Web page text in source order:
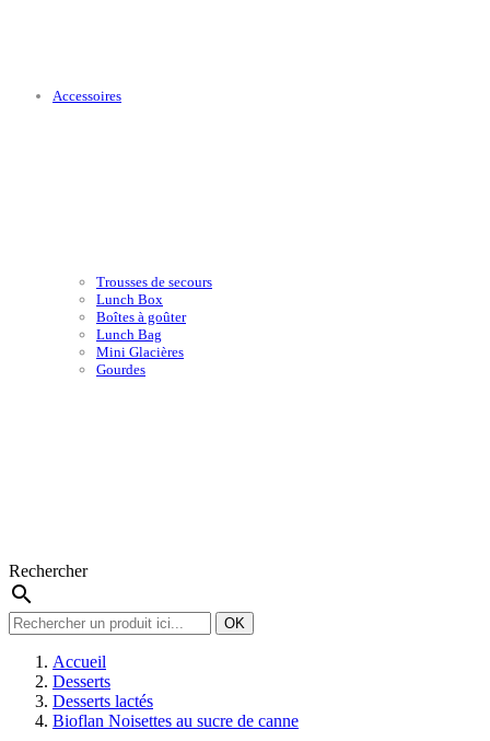
Accessoires
Trousses de secours
Lunch Box
Boîtes à goûter
Lunch Bag
Mini Glacières
Gourdes
Rechercher
search
OK
Accueil
Desserts
Desserts lactés
Bioflan Noisettes au sucre de canne